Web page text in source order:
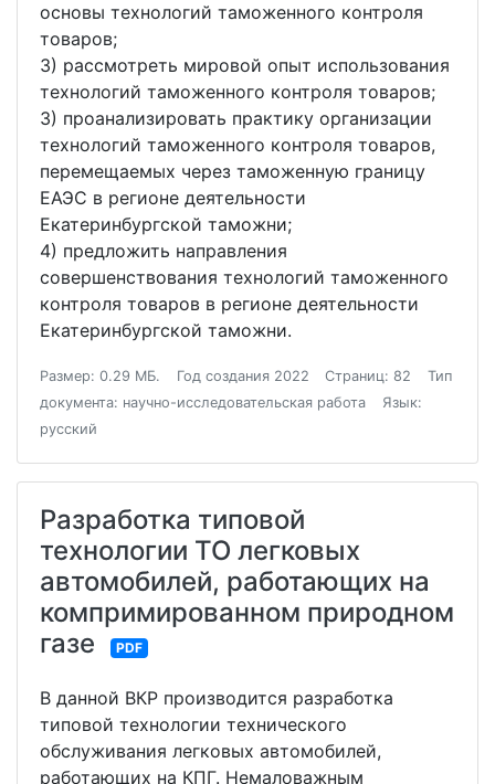
основы технологий таможенного контроля
товаров;
3) рассмотреть мировой опыт использования
технологий таможенного контроля товаров;
3) проанализировать практику организации
технологий таможенного контроля товаров,
перемещаемых через таможенную границу
ЕАЭС в регионе деятельности
Екатеринбургской таможни;
4) предложить направления
совершенствования технологий таможенного
контроля товаров в регионе деятельности
Екатеринбургской таможни.
Размер: 0.29 МБ. Год создания 2022 Страниц: 82
Тип
документа: научно-исследовательская работа
Язык:
русский
Разработка типовой
технологии ТО легковых
автомобилей, работающих на
компримированном природном
газе
PDF
В данной ВКР производится разработка
типовой технологии технического
обслуживания легковых автомобилей,
работающих на КПГ. Немаловажным